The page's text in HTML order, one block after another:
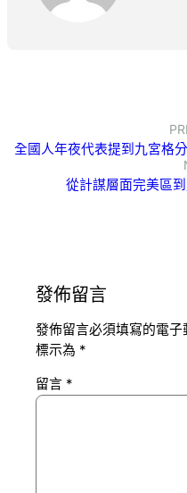
全國人年夜代表提到九宮格
從計謀層面完美區
發佈留言
發佈留言必須填寫的電子
標示為 *
留言 *